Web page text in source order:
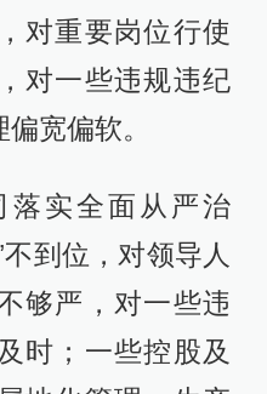
对重要岗位行使
对一些违规违纪
宽偏软。
落实全面从严治
到位，对领导人
够严，对一些违
时；一些控股及